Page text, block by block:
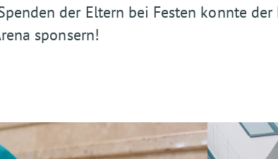
der Eltern bei Festen konnte
sponsern!